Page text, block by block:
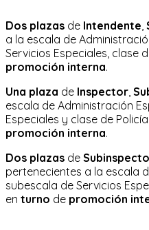
Dos plazas de Intendente
a la escala de
Servicios Especiales, clase
promoción interna.
Una plaza de Inspector
escala de Administración
Especiales y clase de
promoción interna.
Dos plazas de
pertenecientes a la escala
subescala de Servicios
en turno de promoción